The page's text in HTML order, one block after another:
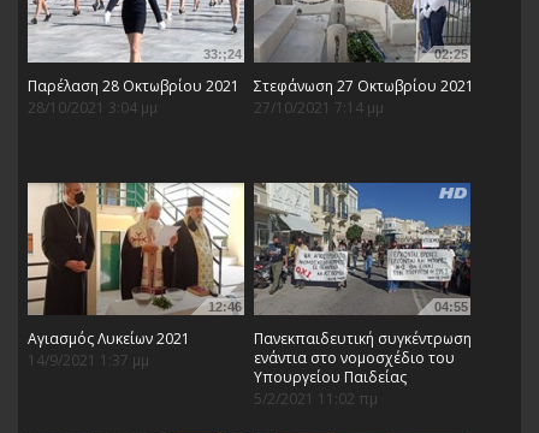
33:;24
Παρέλαση 28 Οκτωβρίου 2021
28/10/2021 3:04 μμ
02:25
Στεφάνωση 27 Οκτωβρίου 2021
27/10/2021 7:14 μμ
12:46
Αγιασμός Λυκείων 2021
14/9/2021 1:37 μμ
04:55
Πανεκπαιδευτική συγκέντρωση
ενάντια στο νομοσχέδιο του
Υπουργείου Παιδείας
5/2/2021 11:02 πμ